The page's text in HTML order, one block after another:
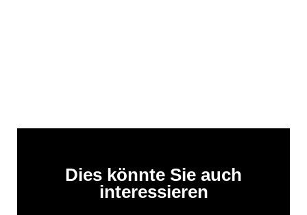
Dies könnte Sie auch
interessieren